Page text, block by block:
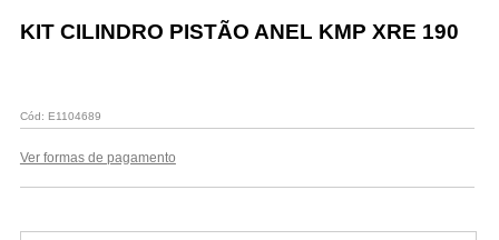
KIT CILINDRO PISTÃO ANEL KMP XRE 190
Cód: E1104689
Ver formas de pagamento